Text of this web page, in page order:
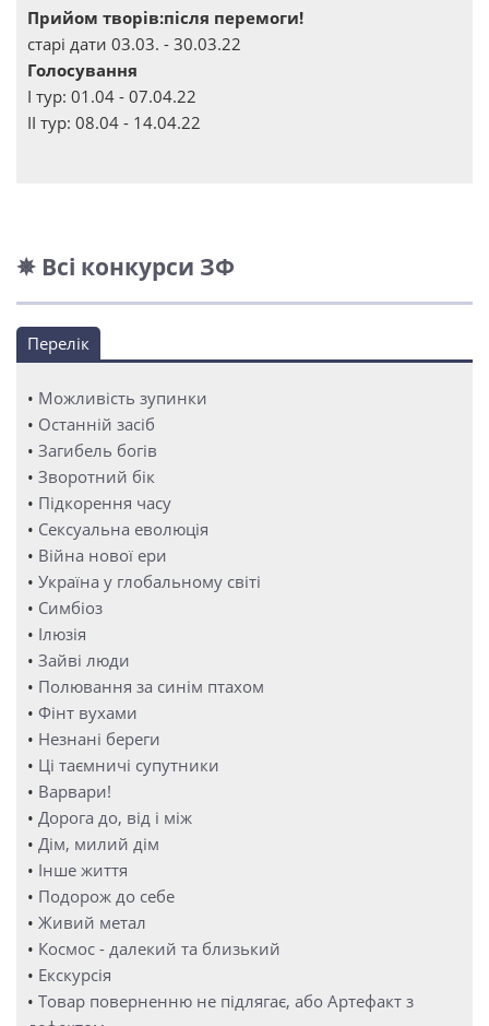
Прийом творів:після перемоги!
старі дати 03.03. - 30.03.22
Голосування
І тур: 01.04 - 07.04.22
ІІ тур: 08.04 - 14.04.22
✵ Всі конкурси ЗФ
Перелік
• Можливість зупинки
• Останній засіб
• Загибель богів
• Зворотний бік
• Підкорення часу
• Сексуальна еволюція
• Війна нової ери
• Україна у глобальному світі
• Симбіоз
• Ілюзія
• Зайві люди
• Полювання за синім птахом
• Фінт вухами
• Незнані береги
• Ці таємничі супутники
• Варвари!
• Дорога до, від і між
• Дім, милий дім
• Інше життя
• Подорож до себе
• Живий метал
• Космос - далекий та близький
• Екскурсія
• Товар поверненню не підлягає, або Артефакт з